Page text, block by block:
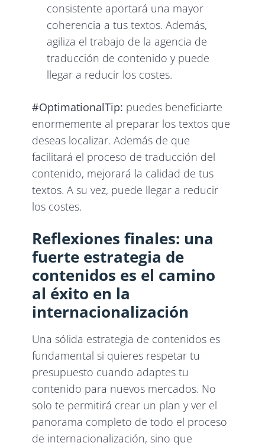
consistente aportará una mayor
coherencia a tus textos. Además,
agiliza el trabajo de la agencia de
traducción de contenido y puede
llegar a reducir los costes.
#OptimationalTip: puedes beneficiarte
enormemente al preparar los textos que
deseas localizar. Además de que
facilitará el proceso de traducción del
contenido, mejorará la calidad de tus
textos. A su vez, puede llegar a reducir
los costes.
Reflexiones finales: una
fuerte estrategia de
contenidos es el camino
al éxito en la
internacionalización
Una sólida estrategia de contenidos es
fundamental si quieres respetar tu
presupuesto cuando adaptes tu
contenido para nuevos mercados. No
solo te permitirá crear un plan y ver el
panorama completo de todo el proceso
de internacionalización, sino que